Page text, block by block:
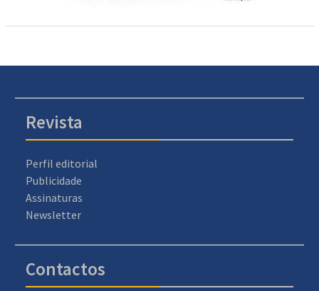
Revista
Perfil editorial
Publicidade
Assinaturas
Newsletter
Contactos